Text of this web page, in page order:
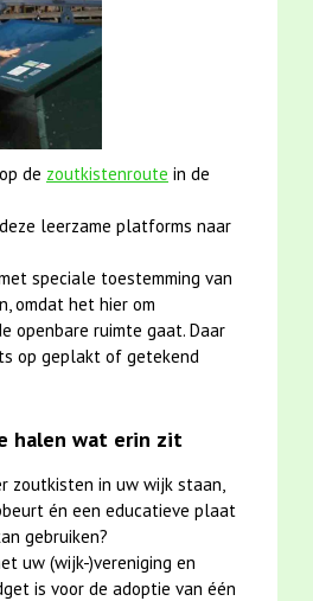
de zoutkistenroute in de
leerzame platforms naar
speciale toestemming van
omdat het hier om
openbare ruimte gaat. Daar
op geplakt of getekend
halen wat erin zit
zoutkisten in uw wijk staan,
én een educatieve plaat
gebruiken?
uw (wijk-)vereniging en
is voor de adoptie van één